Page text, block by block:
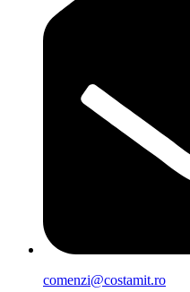
comenzi@costamit.ro